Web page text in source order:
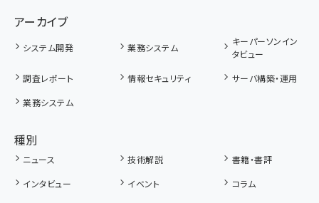
アーカイブ
システム開発 業務システム
キーパーソンイン
タビュー
調査レポート
情報セキュリティ
サーバ構築・運用
業務システム
種別
ニュース 技術解説
書籍・書評
インタビュー
イベント
コラム